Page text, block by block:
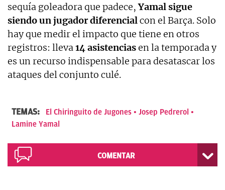
sequía goleadora que padece,Yamal sigue
siendo un jugador diferencialcon el Barça. Solo
hay que medir el impacto que tiene en otros
registros: lleva14 asistenciasen la temporada y
es un recurso indispensable para desatascar los
ataques del conjunto culé.
TEMAS: El Chiringuito de Jugones
Josep Pedrerol
Lamine Yamal
COMENTAR